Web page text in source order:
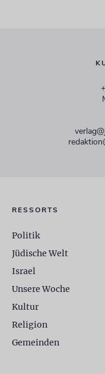
RESSORTS
Politik
Jüdische Welt
Israel
Unsere Woche
Kultur
Religion
Gemeinden